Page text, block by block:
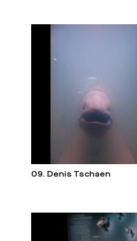
09. Denis Tschaen